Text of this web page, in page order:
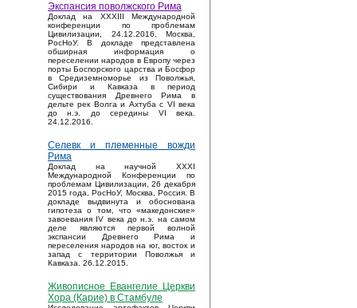
Экспансия поволжского Рима
Доклад на XXXIII Международной
конференции по проблемам
Цивилизации, 24.12.2016, Москва,
РосНоУ. В докладе представлена
обширная информация о
переселении народов в Европу через
порты Боспорского царства и Босфор
в Средиземноморье из Поволжья,
Сибири и Кавказа в период
существования Древнего Рима в
дельте рек Волга и Ахтуба с VI века
до н.э. до середины VI века.
24.12.2016.
Селевк и племенные вожди
Рима
Доклад на научной XXXI
Международной Конференции по
проблемам Цивилизации, 26 декабря
2015 года, РосНоУ, Москва, Россия. В
докладе выдвинута и обоснована
гипотеза о том, что «македонские»
завоевания IV века до н.э. на самом
деле являются первой волной
экспансии Древнего Рима и
переселения народов на юг, восток и
запад с территории Поволжья и
Кавказа. 26.12.2015.
Живописное Евангелие Церкви
Хора (Карие) в Стамбуле